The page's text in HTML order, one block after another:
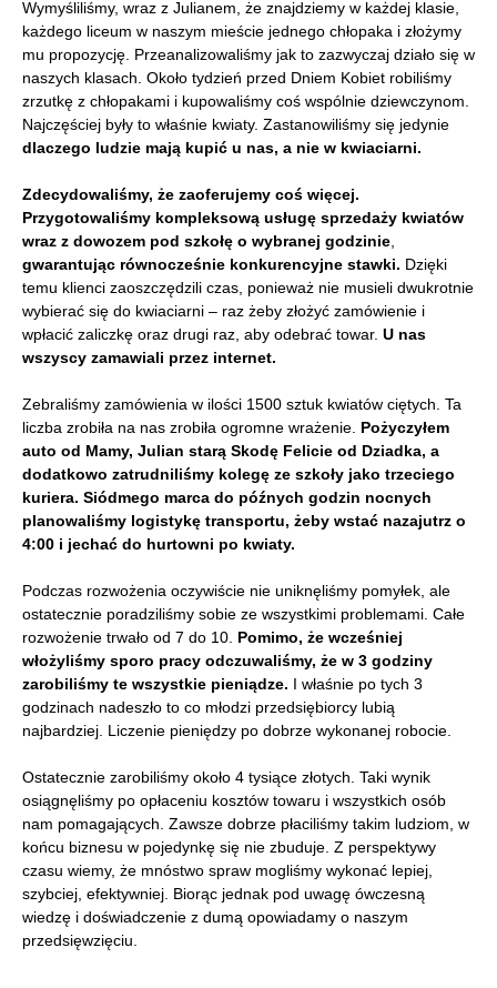
Wymyśliliśmy, wraz z Julianem, że znajdziemy w każdej klasie,
każdego liceum w naszym mieście jednego chłopaka i złożymy
mu propozycję. Przeanalizowaliśmy jak to zazwyczaj działo się w
naszych klasach. Około tydzień przed Dniem Kobiet robiliśmy
zrzutkę z chłopakami i kupowaliśmy coś wspólnie dziewczynom.
Najczęściej były to właśnie kwiaty. Zastanowiliśmy się jedynie
dlaczego ludzie mają kupić u nas, a nie w kwiaciarni.
Zdecydowaliśmy, że zaoferujemy coś więcej.
Przygotowaliśmy kompleksową usługę sprzedaży kwiatów
wraz z dowozem pod szkołę o wybranej godzinie,
gwarantując równocześnie konkurencyjne stawki. Dzięki
temu klienci zaoszczędzili czas, ponieważ nie musieli dwukrotnie
wybierać się do kwiaciarni – raz żeby złożyć zamówienie i
wpłacić zaliczkę oraz drugi raz, aby odebrać towar. U nas
wszyscy zamawiali przez internet.
Zebraliśmy zamówienia w ilości 1500 sztuk kwiatów ciętych. Ta
liczba zrobiła na nas zrobiła ogromne wrażenie. Pożyczyłem
auto od Mamy, Julian starą Skodę Felicie od Dziadka, a
dodatkowo zatrudniliśmy kolegę ze szkoły jako trzeciego
kuriera. Siódmego marca do późnych godzin nocnych
planowaliśmy logistykę transportu, żeby wstać nazajutrz o
4:00 i jechać do hurtowni po kwiaty.
Podczas rozwożenia oczywiście nie uniknęliśmy pomyłek, ale
ostatecznie poradziliśmy sobie ze wszystkimi problemami. Całe
rozwożenie trwało od 7 do 10. Pomimo, że wcześniej
włożyliśmy sporo pracy odczuwaliśmy, że w 3 godziny
zarobiliśmy te wszystkie pieniądze. I właśnie po tych 3
godzinach nadeszło to co młodzi przedsiębiorcy lubią
najbardziej. Liczenie pieniędzy po dobrze wykonanej robocie.
Ostatecznie zarobiliśmy około 4 tysiące złotych. Taki wynik
osiągnęliśmy po opłaceniu kosztów towaru i wszystkich osób
nam pomagających. Zawsze dobrze płaciliśmy takim ludziom, w
końcu biznesu w pojedynkę się nie zbuduje. Z perspektywy
czasu wiemy, że mnóstwo spraw mogliśmy wykonać lepiej,
szybciej, efektywniej. Biorąc jednak pod uwagę ówczesną
wiedzę i doświadczenie z dumą opowiadamy o naszym
przedsięwzięciu.